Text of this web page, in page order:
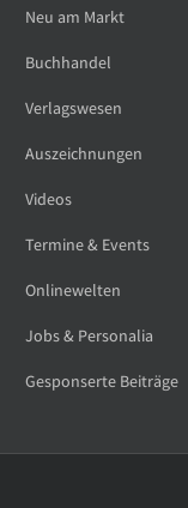
Neu am Markt
Buchhandel
Verlagswesen
Auszeichnungen
Videos
Termine & Events
Onlinewelten
Jobs & Personalia
Gesponserte Beiträge